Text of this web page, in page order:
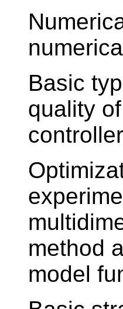
Basic
quality
method
model